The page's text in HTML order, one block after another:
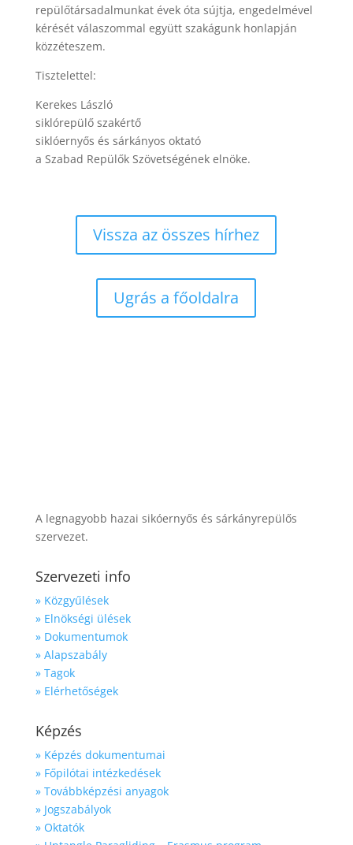
repülőtársadalmunkat évek óta sújtja, engedelmével
kérését válaszommal együtt szakágunk honlapján
közzéteszem.
Tisztelettel:
Kerekes László
siklórepülő szakértő
siklóernyős és sárkányos oktató
a Szabad Repülők Szövetségének elnöke.
Vissza az összes hírhez
Ugrás a főoldalra
A legnagyobb hazai sikóernyős és sárkányrepülős
szervezet.
Szervezeti info
» Közgyűlések
» Elnökségi ülések
» Dokumentumok
» Alapszabály
» Tagok
» Elérhetőségek
Képzés
» Képzés dokumentumai
» Főpilótai intézkedések
» Továbbképzési anyagok
» Jogszabályok
» Oktatók